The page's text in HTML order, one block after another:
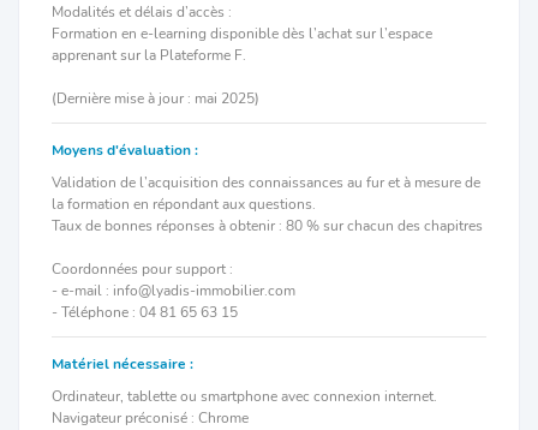
Modalités et délais d’accès :
Formation en e-learning disponible dès l’achat sur l’espace
apprenant sur la Plateforme F.
(Dernière mise à jour : mai 2025)
Moyens d'évaluation :
Validation de l’acquisition des connaissances au fur et à mesure de
la formation en répondant aux questions.
Taux de bonnes réponses à obtenir : 80 % sur chacun des chapitres
Coordonnées pour support :
- e-mail : info@lyadis-immobilier.com
- Téléphone : 04 81 65 63 15
Matériel nécessaire :
Ordinateur, tablette ou smartphone avec connexion internet.
Navigateur préconisé : Chrome